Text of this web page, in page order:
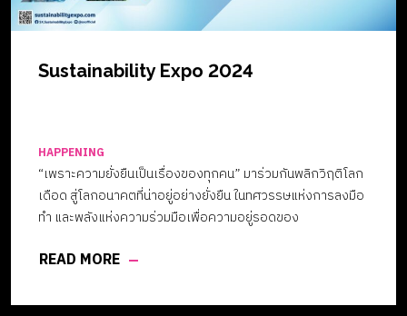
Sustainability Expo 2024
HAPPENING
“เพราะความยั่งยืนเป็นเรื่องของทุกคน” มาร่วมกันพลิกวิฤติโลก
เดือด สู่โลกอนาคตที่น่าอยู่อย่างยั่งยืน ในทศวรรษแห่งการลงมือ
ทำ และพลังแห่งความร่วมมือเพื่อความอยู่รอดของ
Better World) งาน SX 2024 ภายใต้แนวคิดหลักของการจัดงาน
ขึ้นระหว่างวันที่ 27 กันยายน- 6 ตุลาคม 2567 เวลา 10.00-20.00
READ MORE